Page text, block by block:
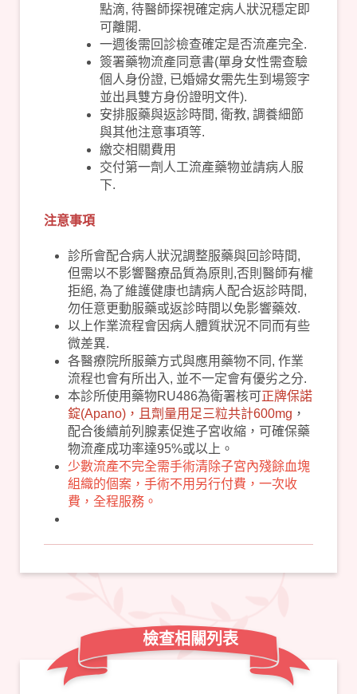
點滴, 待醫師探視確定病人狀況穩定即
可離開.
一週後需回診檢查確定是否流產完全.
簽署藥物流產同意書(單身女性需查驗
個人身份證, 已婚婦女需先生到場簽字
並出具雙方身份證明文件).
安排服藥與返診時間, 衛教, 調養細節
與其他注意事項等.
繳交相關費用
交付第一劑人工流產藥物並請病人服
下.
注意事項
診所會配合病人狀況調整服藥與回診時間,
但需以不影響醫療品質為原則,否則醫師有權
拒絕, 為了維護健康也請病人配合返診時間,
勿任意更動服藥或返診時間以免影響藥效.
以上作業流程會因病人體質狀況不同而有些
微差異.
各醫療院所服藥方式與應用藥物不同, 作業
流程也會有所出入, 並不一定會有優劣之分.
本診所使用藥物RU486為衛署核可正牌保諾
錠(Apano)，且劑量用足三粒共計600mg ，
配合後續前列腺素促進子宮收縮，可確保藥
物流產成功率達95%或以上。
少數流產不完全需手術清除子宮內殘餘血塊
組織的個案，手術不用另行付費，一次收
費，全程服務。
檢查相關列表